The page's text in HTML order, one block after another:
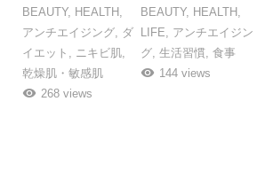
BEAUTY, HEALTH
アンチエイジング,
ダ
イエット
ニキビ肌,
乾燥肌・敏感肌
268 views
BEAUTY, HEALTH
LIFE
アンチエイジン
グ, 生活習慣, 食事
144 views